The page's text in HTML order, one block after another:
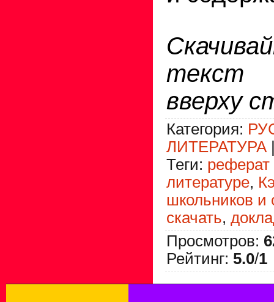
текст
вверху
Категория:
ЛИТЕРАТУРА
Теги: реферат
литературе,
школьников и
скачать,
Просмотров:
Рейтинг: 5.0/1